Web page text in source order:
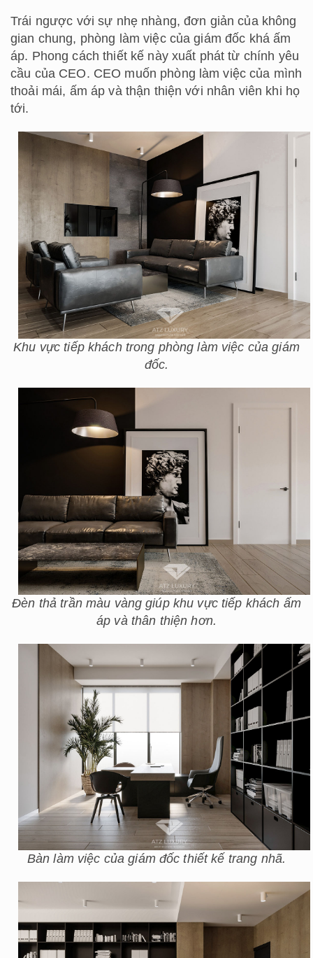
Trái ngược với sự nhẹ nhàng, đơn giản của không
gian chung, phòng làm việc của giám đốc khá ấm
áp. Phong cách thiết kế này xuất phát từ chính yêu
cầu của CEO. CEO muốn phòng làm việc của mình
thoải mái, ấm áp và thận thiện với nhân viên khi họ
tới.
Khu vực tiếp khách trong phòng làm việc của giám
đốc.
Đèn thả trần màu vàng giúp khu vực tiếp khách ấm
áp và thân thiện hơn.
Bàn làm việc của giám đốc thiết kế trang nhã.